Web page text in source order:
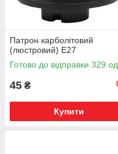
Патрон карболітовий
(люстровий) Е27
Готово до відправки 329 од.
45 ₴
Купити